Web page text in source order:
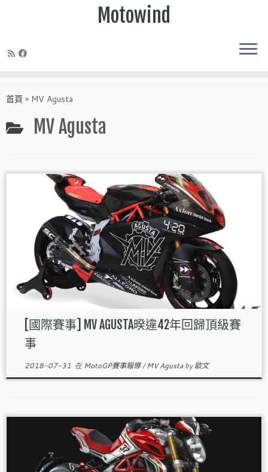
to
Motowind
首頁 » MV Agusta
MV Agusta
[國際賽事] MV AGUSTA暌違42年回歸頂級賽
事
2018-07-31 在MotoGP賽事報導/MV Agustaby歐文